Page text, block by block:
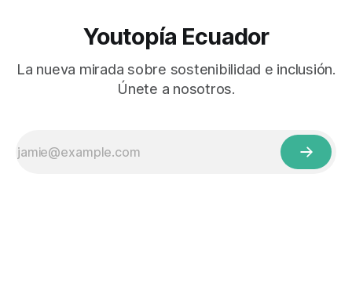
Youtopía Ecuador
La nueva mirada sobre sostenibilidad e inclusión.
Únete a nosotros.